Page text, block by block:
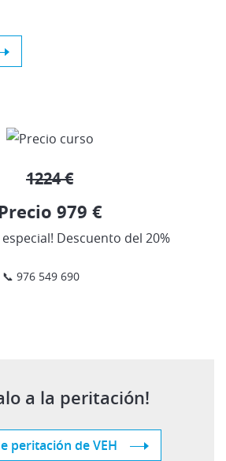
1224 €
Precio 979 €
Descuento del 20%
976 549 690
a la peritación!
peritación de VEH